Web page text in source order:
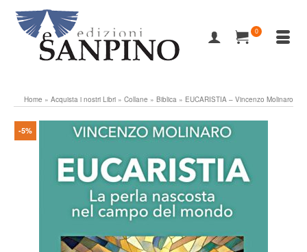
0
Home » Acquista i nostri Libri » Collane » Biblica » EUCARISTIA – Vincenzo Molinaro
-5%